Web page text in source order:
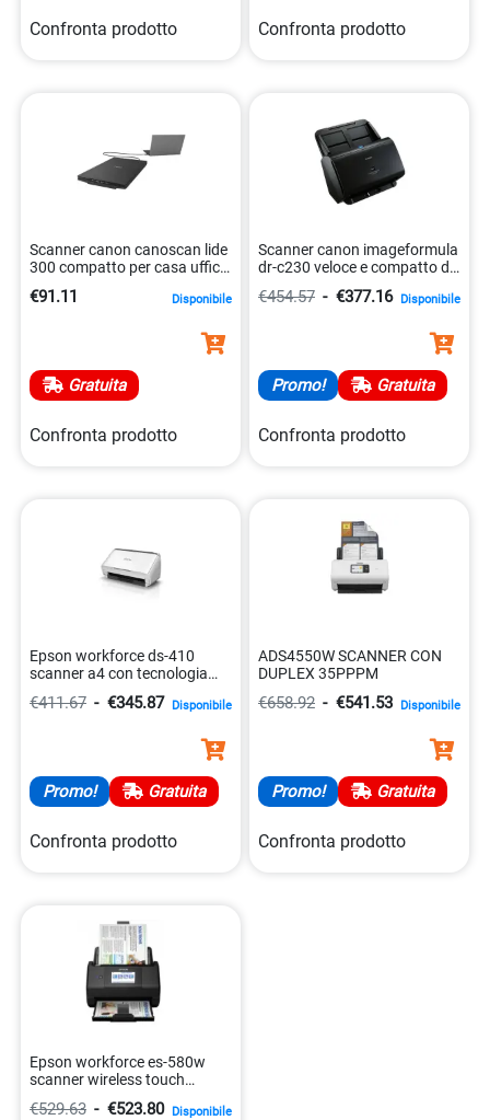
Confronta prodotto Confronta prodotto
Scanner canon canoscan lide
300 compatto per casa ufficio
€91.11 Disponibile
Gratuita
Confronta prodotto
Scanner canon imageformula
dr-c230 veloce e compatto da
€454.57 - €377.16 Disponibile
Promo! Gratuita
Confronta prodotto
Epson workforce ds-410
scanner a4 con tecnologia
8715946638386
€411.67 - €345.87 Disponibile
Promo! Gratuita
Confronta prodotto
ADS4550W SCANNER CON
DUPLEX 35PPPM
€658.92 - €541.53 Disponibile
Promo! Gratuita
Confronta prodotto
Epson workforce es-580w
scanner wireless touch
€529.63 - €523.80 Disponibile